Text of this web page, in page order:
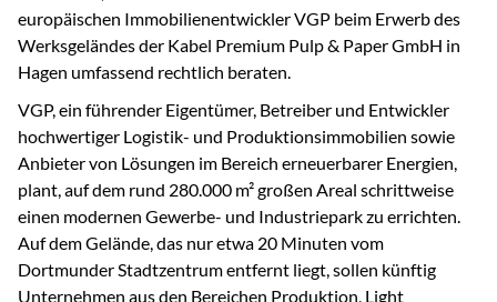
europäischen Immobilienentwickler VGP beim Erwerb des
Werksgeländes der Kabel Premium Pulp & Paper GmbH in
Hagen umfassend rechtlich beraten.
VGP, ein führender Eigentümer, Betreiber und Entwickler
hochwertiger Logistik- und Produktionsimmobilien sowie
Anbieter von Lösungen im Bereich erneuerbarer Energien,
plant, auf dem rund 280.000 m² großen Areal schrittweise
einen modernen Gewerbe- und Industriepark zu errichten.
Auf dem Gelände, das nur etwa 20 Minuten vom
Dortmunder Stadtzentrum entfernt liegt, sollen künftig
Unternehmen aus den Bereichen Produktion, Light